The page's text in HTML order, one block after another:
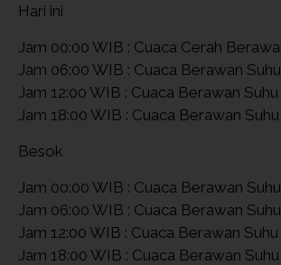
Hari ini
Jam 00:00 WIB : Cuaca Cerah
Jam 06:00 WIB : Cuaca Berawan Suhu
Jam 12:00 WIB : Cuaca Berawan Suhu
Jam 18:00 WIB : Cuaca Berawan Suhu
Besok
Jam 00:00 WIB : Cuaca Berawan Suhu
Jam 06:00 WIB : Cuaca Berawan Suhu
Jam 12:00 WIB : Cuaca Berawan Suhu
Jam 18:00 WIB : Cuaca Berawan Suhu